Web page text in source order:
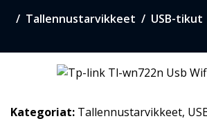
Tallennustarvikkeet USB-tikut
Kategoriat: Tallennustarvikkeet,